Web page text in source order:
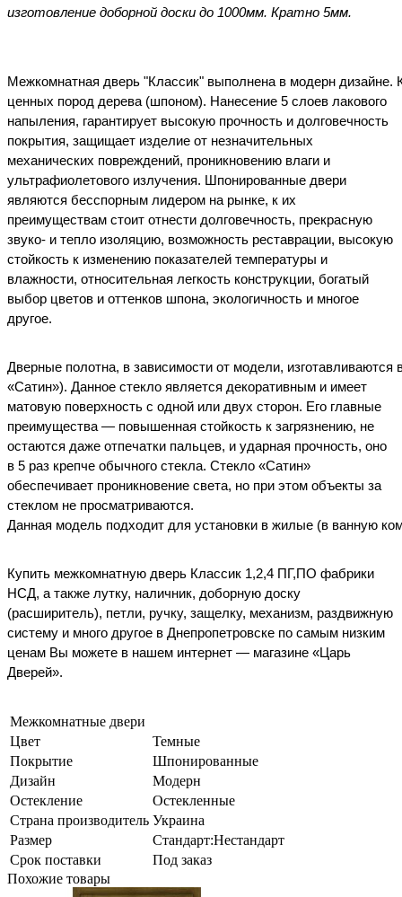
изготовление доборной доски до 1000мм. Кратно 5мм.
Межкомнатная дверь "Классик" выполнена в модерн дизайне.
ценных пород дерева (шпоном). Нанесение 5 слоев лакового
напыления, гарантирует высокую прочность и долговечность
покрытия, защищает изделие от незначительных
механических повреждений, проникновению влаги и
ультрафиолетового излучения. Шпонированные двери
являются бесспорным лидером на рынке, к их
преимуществам стоит отнести долговечность, прекрасную
звуко- и тепло изоляцию, возможность реставрации, высокую
стойкость к изменению показателей температуры и
влажности, относительная легкость конструкции, богатый
выбор цветов и оттенков шпона, экологичность и многое
другое.
Дверные полотна, в зависимости от модели, изготавливаются
«Сатин»). Данное стекло является декоративным и имеет
матовую поверхность с одной или двух сторон. Его главные
преимущества — повышенная стойкость к загрязнению, не
остаются даже отпечатки пальцев, и ударная прочность, оно
в 5 раз крепче обычного стекла. Стекло «Сатин»
обеспечивает проникновение света, но при этом объекты за
стеклом не просматриваются.
Данная модель подходит для установки в жилые (в ванную
Купить межкомнатную дверь Классик 1,2,4 ПГ,ПО фабрики
НСД, а также лутку, наличник, доборную доску
(расширитель), петли, ручку, защелку, механизм, раздвижную
систему и много другое в Днепропетровске по самым низким
ценам Вы можете в нашем интернет — магазине «Царь
Дверей».
Межкомнатные двери
Цвет
Темные
Покрытие
Шпонированные
Дизайн
Модерн
Остекление
Остекленные
Страна производитель Украина
Размер
Стандарт:Нестандарт
Срок поставки
Под заказ
Похожие товары